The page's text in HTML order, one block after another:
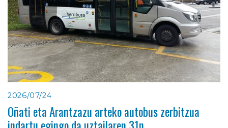
2026/07/24
Oñati eta Arantzazu arteko autobus zerbitzua